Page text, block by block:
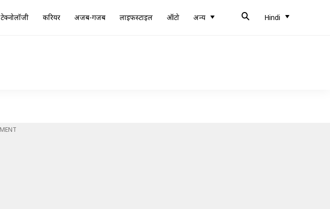
टेक्नोलॉजी करियर अजब-गजब लाइफस्टाइल ऑटो अन्य Hindi